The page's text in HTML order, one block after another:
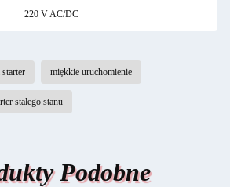
220 V AC/DC
miękkie uruchomienie
stałego stanu
Podobne